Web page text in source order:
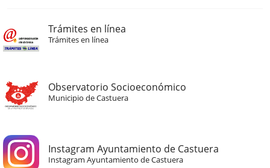
Trámites en línea
Trámites en línea
Observatorio Socioeconómico
Municipio de Castuera
Instagram Ayuntamiento de Castuera
Instagram Ayuntamiento de Castuera